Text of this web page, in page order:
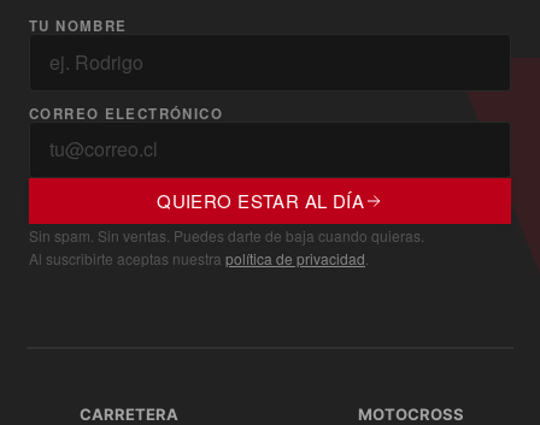
TU NOMBRE
CORREO ELECTRÓNICO
QUIERO ESTAR AL DÍA
Sin spam. Sin ventas. Puedes darte de baja cuando quieras.
Al suscribirte aceptas nuestra política de privacidad
CARRETERA MOTOCROSS